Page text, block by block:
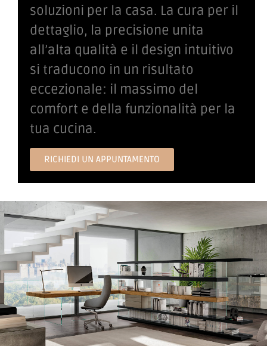
soluzioni per la casa. La cura per il
dettaglio, la precisione unita
all’alta qualità e il design intuitivo
si traducono in un risultato
eccezionale: il massimo del
comfort e della funzionalità per la
tua cucina.
RICHIEDI UN APPUNTAMENTO